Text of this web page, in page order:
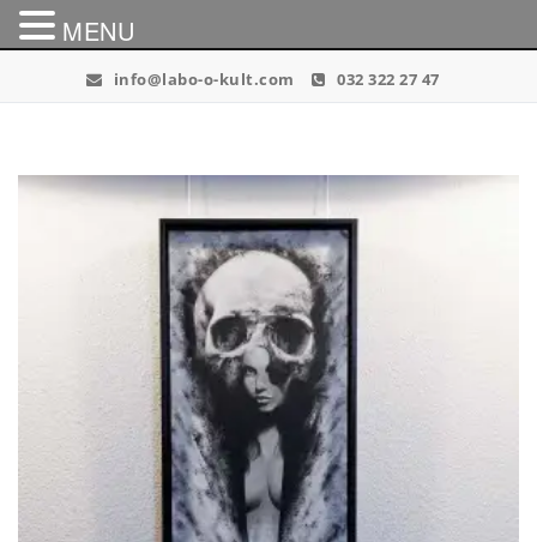
content
info@labo-o-kult.com 032 322 27 47
MENU